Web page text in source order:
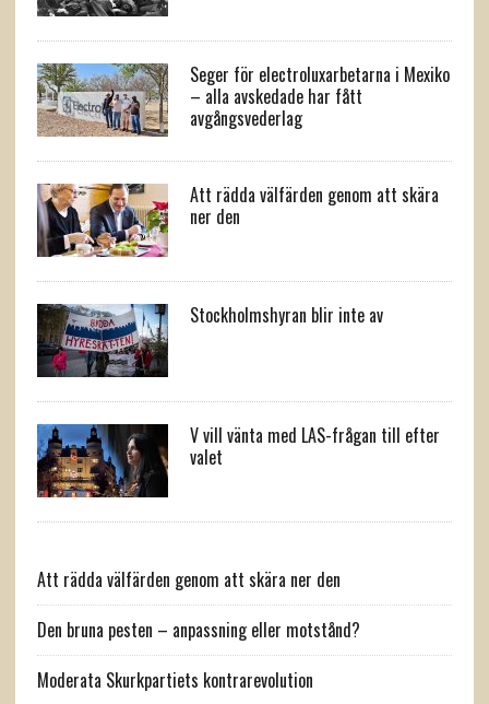
Seger för electroluxarbetarna i Mexiko
– alla avskedade har fått
avgångsvederlag
Att rädda välfärden genom att skära
ner den
Stockholmshyran blir inte av
V vill vänta med LAS-frågan till efter
valet
Att rädda välfärden genom att skära ner den
Den bruna pesten – anpassning eller motstånd?
Moderata Skurkpartiets kontrarevolution